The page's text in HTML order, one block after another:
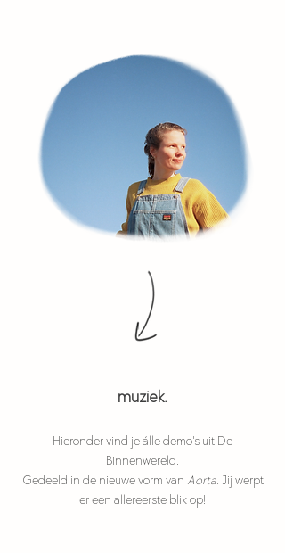
muziek.
Hierondervind je álle demo's uit De
Binnenwereld.
Gedeeld in de nieuwevorm van Aorta. Jij werpt
er een allereerste blik op!